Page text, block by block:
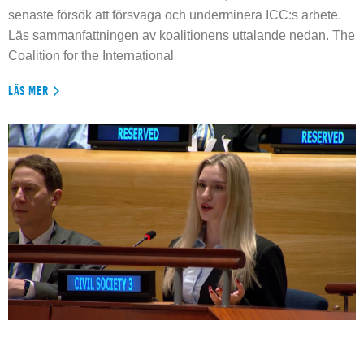
senaste försök att försvaga och underminera ICC:s arbete.
Läs sammanfattningen av koalitionens uttalande nedan. The
Coalition for the International
LÄS MER